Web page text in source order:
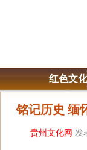
红色文
铭记历史 缅
贵州文化网 发